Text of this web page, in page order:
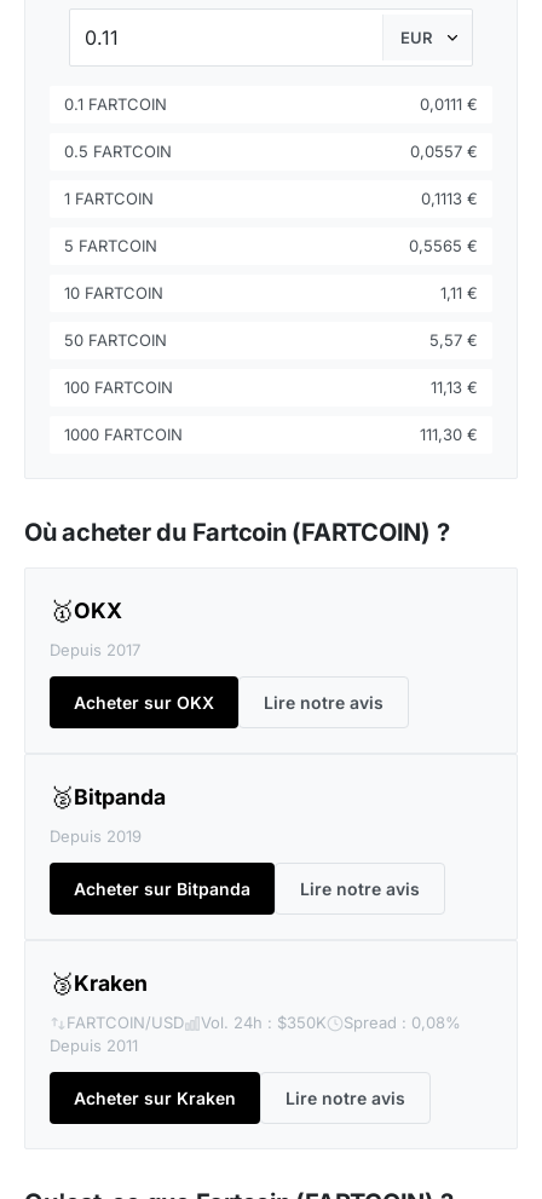
0.1 FARTCOIN 0,0111 €
0.5 FARTCOIN 0,0557 €
1 FARTCOIN 0,1113 €
5 FARTCOIN 0,5565 €
10 FARTCOIN 1,11 €
50 FARTCOIN 5,57 €
100 FARTCOIN 11,13 €
1000 FARTCOIN 111,30 €
Où acheter du Fartcoin (FARTCOIN) ?
🥇OKX
Depuis 2017
Acheter sur OKX Lire notre avis
🥈Bitpanda
Depuis 2019
Acheter sur Bitpanda Lire notre avis
🥉Kraken
FARTCOIN/USD Vol. 24h : $350K
Spread : 0,08%
Depuis 2011
Acheter sur Kraken Lire notre avis